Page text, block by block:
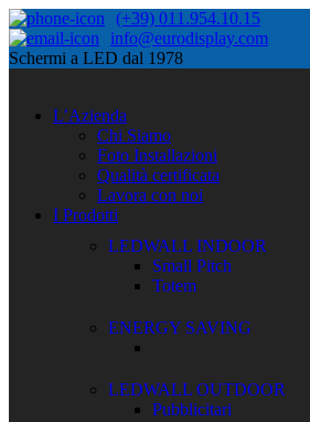
(+39) 011.954.10.15
info@eurodisplay.com
Schermi a LED dal 1978
L’Azienda
Chi Siamo
Foto Installazioni
Qualità certificata
Lavora con noi
I Prodotti
LEDWALL INDOOR
Small Pitch
Totem
ENERGY SAVING
LEDWALL OUTDOOR
Pubblicitari